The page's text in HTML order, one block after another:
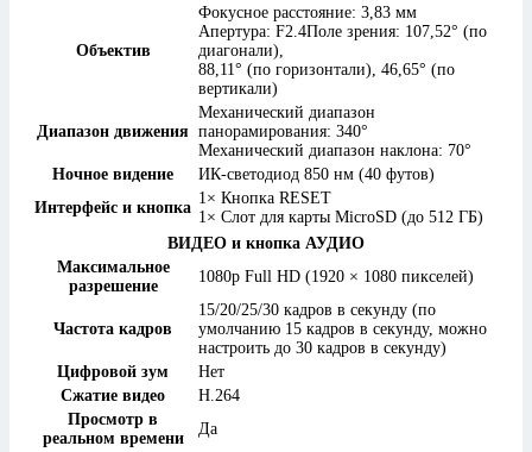
Объектив
Фокусное расстояние: 3,83 мм
Апертура: F2.4Поле зрения: 107,52° (по
диагонали),
88,11° (по горизонтали), 46,65° (по
вертикали)
Диапазон движения
Механический диапазон
панорамирования: 340°
Механический диапазон наклона: 70°
Ночное видение
ИК-светодиод 850 нм (40 футов)
Интерфейс и кнопка
1× Кнопка RESET
1× Слот для карты MicroSD (до 512 ГБ)
ВИДЕО и кнопка АУДИО
Максимальное
разрешение
1080p Full HD (1920 × 1080 пикселей)
Частота кадров
15/20/25/30 кадров в секунду (по
умолчанию 15 кадров в секунду, можно
настроить до 30 кадров в секунду)
Цифровой зум
Нет
Сжатие видео
H.264
Просмотр в
реальном времени
Да